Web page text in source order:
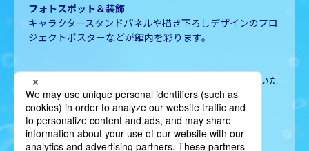
フォトスポット＆装飾
キャラクタースタンドパネルや描き下ろしデザインのプロ
ジェクトポスターなどが館内を彩ります。
その他、一部施設では、より深く本コラボを楽しんでいた
だくためのオリジナル施策を実施予定！お楽しみに！
BACK TO LIST